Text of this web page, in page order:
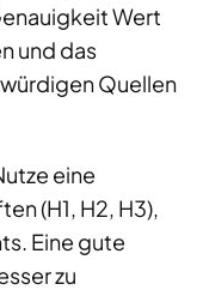
Wert
und das
Quellen
eine
(H1, H2, H3),
Eine gute
zu